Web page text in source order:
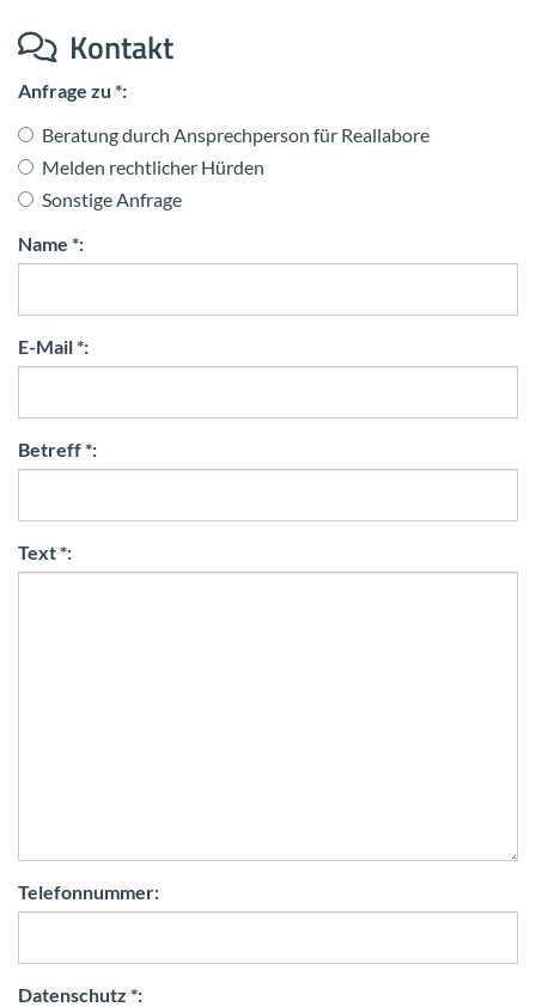
Kon­takt
Anfrage zu *:
Beratung durch Ansprechperson für Reallabore
Melden rechtlicher Hürden
Sonstige Anfrage
Name *:
E-Mail *:
Betreff *:
Text *:
Telefonnummer:
Datenschutz *: